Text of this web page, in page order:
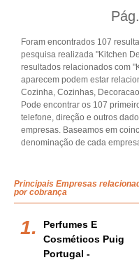
Pág.
Foram encontrados 107
pesquisa realizada "Kitchen
resultados relacionados com
aparecem podem estar
Cozinha, Cozinhas,
Pode encontrar os 107
telefone, direção e outros
empresas. Baseamos em
denominação de cada
Principais Empresas
por cobrança
Perfumes E
Cosméticos Puig
Portugal -